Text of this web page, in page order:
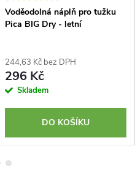
Voděodolná náplň pro tužku
Pica BIG Dry - letní
244,63 Kč bez DPH
296 Kč
Skladem
DO KOŠÍKU